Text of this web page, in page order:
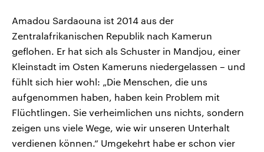
Amadou Sardaouna ist 2014 aus der
Zentralafrikanischen Republik nach Kamerun
geflohen. Er hat sich als Schuster in Mandjou, einer
Kleinstadt im Osten Kameruns niedergelassen – und
fühlt sich hier wohl: „Die Menschen, die uns
aufgenommen haben, haben kein Problem mit
Flüchtlingen. Sie verheimlichen uns nichts, sondern
zeigen uns viele Wege, wie wir unseren Unterhalt
verdienen können.“ Umgekehrt habe er schon vier